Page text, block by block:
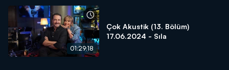
01:29:18
Çok Akustik (13. Bölüm)
17.06.2024 - Sıla